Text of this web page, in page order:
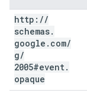
http: //
schemas.
google . com/
g/
2005#event.
opaque